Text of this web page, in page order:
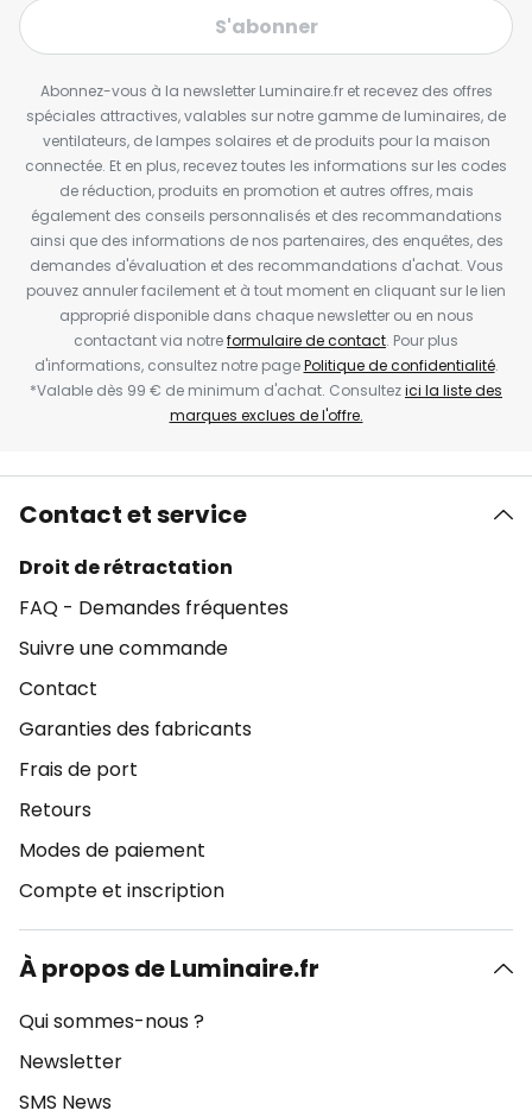
S'abonner
Abonnez-vous à la newsletter Luminaire.fr et recevez des offres
spéciales attractives, valables sur notre gamme de luminaires, de
ventilateurs, de lampes solaires et de produits pour la maison
connectée. Et en plus, recevez toutes les informations sur les codes
de réduction, produits en promotion et autres offres, mais
également des conseils personnalisés et des recommandations
ainsi que des informations de nos partenaires, des enquêtes, des
demandes d'évaluation et des recommandations d'achat. Vous
pouvez annuler facilement et à tout moment en cliquant sur le lien
approprié disponible dans chaque newsletter ou en nous
contactant via notreformulaire de contact. Pour plus
d'informations, consultez notre pagePolitique de confidentialité.
*Valable dès 99 € de minimum d'achat. Consultezici la liste des
marques exclues de l'offre.
Contact et service
Droit de rétractation
FAQ - Demandes fréquentes
Suivre une commande
Contact
Garanties des fabricants
Frais de port
Retours
Modes de paiement
Compte et inscription
À propos de Luminaire.fr
Qui sommes-nous ?
Newsletter
SMS News